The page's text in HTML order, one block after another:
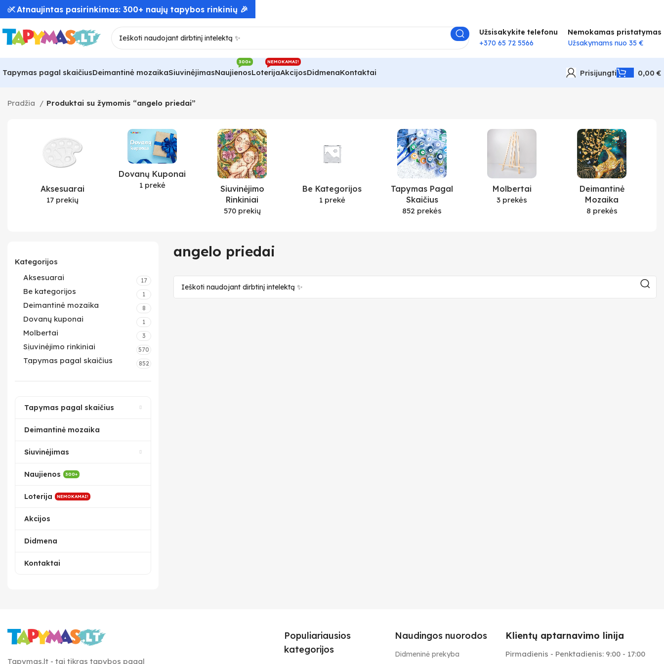
Užsisakykite telefonu
+370 65 72 5566
Nemokamas pristatymas
Užsakymams nuo 35 €
Tapymas pagal skaičiusDeimantinė mozaikaSiuvinėjimasNaujienos
300+
Loterija
NEMOKAMAI!
AkcijosDidmenaKontaktai Prisijungti 0,00€
Pradžia Produktai su žymomis “angelo priedai”
Aksesuarai
17 prekių
Dovanų Kuponai
1 prekė
Siuvinėjimo
Rinkiniai
570 prekių
Be Kategorijos
1 prekė
Tapymas Pagal
Skaičius
852 prekės
Molbertai
3 prekės
Deimantinė
Mozaika
8 prekės
Kategorijos
Aksesuarai
17
Be kategorijos 1
Deimantinė mozaika 8
Dovanų kuponai 1
Molbertai 3
Siuvinėjimo rinkiniai 570
Tapymas pagal skaičius 852
Tapymas pagal skaičius
Deimantinė mozaika
Siuvinėjimas
Naujienos 300+
Loterija NEMOKAMAI!
Akcijos
Didmena
Kontaktai
angelo priedai
Tapymas.lt - tai tikras tapybos pagal
Populiariausios
kategorijos
Naudingos nuorodos
Didmeninė prekyba
Klientų aptarnavimo linija
Pirmadienis - Penktadienis: 9:00 - 17:00
✅ Atnaujintas pasirinkimas: 300+ naujų tapybos rinkinių 🎉